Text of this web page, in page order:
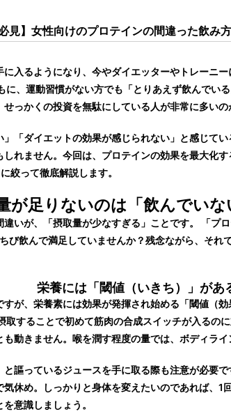
見】女性向けのプロテインの間違った飲み
入るようになり、今やダイエッターやトレーニ
に、運動習慣がない方でも「とりあえず飲んでい
っかくの投資を無駄にしている人が非常に多いの
」「ダイエットの効果が感じられない」と感じて
しれません。今回は、プロテインの効果を最大化
絞って徹底解説します。
が足りないのは「飲んでい
いが、「摂取量が少なすぎる」ことです。 「プ
び飲んで満足していませんか？残念ながら、それ
栄養には「閾値（いきち）」があ
が、栄養素には効果が発揮され始める「閾値（
することで初めて筋肉の合成スイッチが入るの
動きません。喉を潤す程度の量では、ボディラ
謳っているジュースを手に取る際も注意が必要
休め。しっかりと身体を変えたいのであれば、1
意識しましょう。